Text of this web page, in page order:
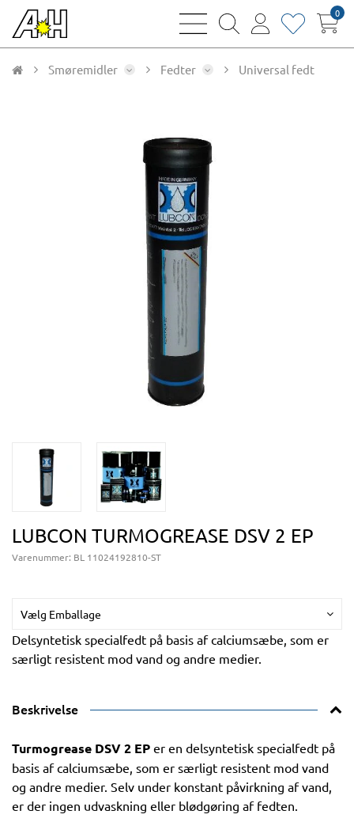
bars
magnifying
user
heart0
Smøremidler Fedter Universal fedt
LUBCON TURMOGREASE DSV 2 EP
Varenummer: BL 11024192810-ST
Vælg Emballage
Delsyntetisk specialfedt på basis af calciumsæbe, som er
særligt resistent mod vand og andre medier.
Beskrivelse
Turmogrease DSV 2 EP er en delsyntetisk specialfedt på
basis af calciumsæbe, som er særligt resistent mod vand
og andre medier. Selv under konstant påvirkning af vand,
er der ingen udvaskning eller blødgøring af fedten.